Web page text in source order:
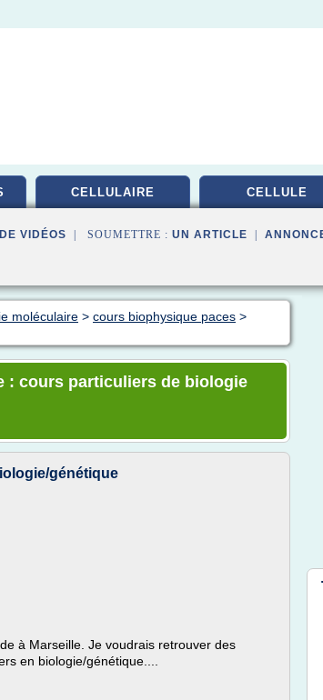
CELLULAIRE CELLULE
VIDÉOS | SOUMETTRE : UN ARTICLE
moléculaire > cours biophysique paces >
: cours particuliers de biologie
génétique
à Marseille. Je voudrais retrouver des
en biologie/génétique....